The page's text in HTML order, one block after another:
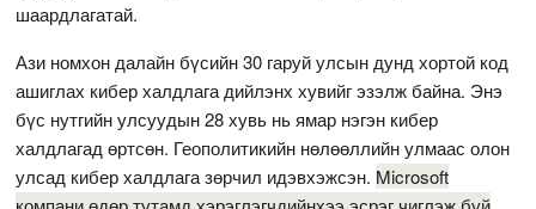
шаардлагатай.
Ази номхон далайн бүсийн 30 гаруй улсын дунд хортой код
ашиглах кибер халдлага дийлэнх хувийг эзэлж байна. Энэ
бүс нутгийн улсуудын 28 хувь нь ямар нэгэн кибер
халдлагад өртсөн. Геополитикийн нөлөөллийн улмаас олон
улсад кибер халдлага зөрчил идэвхэжсэн. Microsoft